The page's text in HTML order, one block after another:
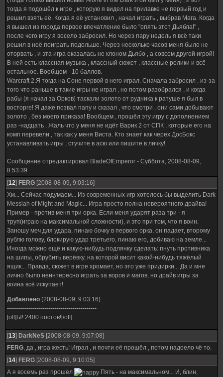
тогда я подошёл к игре , которую я видел на прилавке не первый год и
решил взять её. Когда я её установил , начал играть , выбрав Мага. Когда
я вышел из города первое впечатление было "опять этот Дьябла!" ,
после чего игру я весело забросил. Но через пару недель я всё таки
решил в неё поиграть подольше. Через несколько часов меня было не
оторвать , и эта игра оказалась не клоном Дьябо , а совсем другой игрой!
В ней есть классная музыка , классный сюжет , классные ролики и всё
остальное. Вообщем - 10 баллов.
Warcraft 2.Я тогда на Соне первой в него играл. Сначала забросил , из-за
того что раньше в такие игры не играл , но потом разобрался , и когда
рабы (я начал за Орков) таскали золото от рудника к ратуше я был в
восторге! Я даже позвал папу и сказал , что смотри , они сами добывают
золото , без моего приказа! Вообщем , прошёл эту игру с дополнением
раз -надцать . Жаль что у меня не идёт Варик 2 от СПК , которые его на
комп перевели , так как у меня Виста. Кто знает как черех ДосБокс
устанавливать игры , стучите в асю или пишите в личку!
Сообщение отредактировал BladeOfEmperor - Суббота, 2008-08-09,
8:53:39
[12] FERG [2008-08-09, 9:03:16]
Хм... Сейчас подумаем... Из современных игр хотелось бы выделить Dark
Messiah of Might and Magic... Игра просто полна невероятного драйва!
Пример - против меня три орка. Если меня ударят раза три - я
труп(играю на максимальной сложности), и это при том, что я воин.
Заношу меч для удара, пинаю бочку в первого орка, он падает, второму
рублю голову, блокирую удар третьего, пинаю его, добиваю на земле...
Иногда можно ещё и какую-нибудь подлянку сделать: пнуть противника
на шипы, обрубить верёвку, на которой висит какой-нибудь тяжёлый
ящик... Правда, сюжет в игре хромает, но это уже придирки... Да и мне
лично было неинтересно играть за воров и магов, но драйв игры за
воина всё искупает!
Добавлено (2008-08-09, 9:03:16)
---------------------------------------------
[off]Ы! 2400 постов![/off]
[13] DarkNeS [2008-08-09, 9:07:08]
FERG, да , игра жесть! Играл , и почти её прошёл , потом надоело чё то.
[14] FERG [2008-08-09, 9:10:05]
А я восемь раз прошёл
Пять - на максимальном... И, блин,